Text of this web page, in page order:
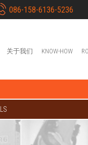
086-158-6136-5236
关于我们 KNOW-HOW